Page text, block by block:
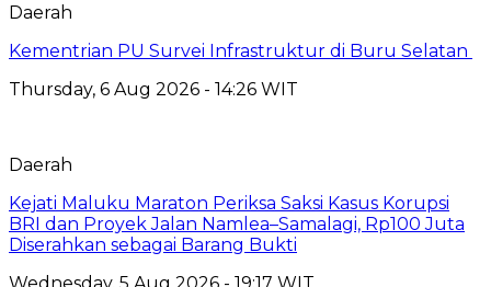
Daerah
Kementrian PU Survei Infrastruktur di Buru Selatan
Thursday, 6 Aug 2026 - 14:26 WIT
Daerah
Kejati Maluku Maraton Periksa Saksi Kasus Korupsi
BRI dan Proyek Jalan Namlea–Samalagi, Rp100 Juta
Diserahkan sebagai Barang Bukti